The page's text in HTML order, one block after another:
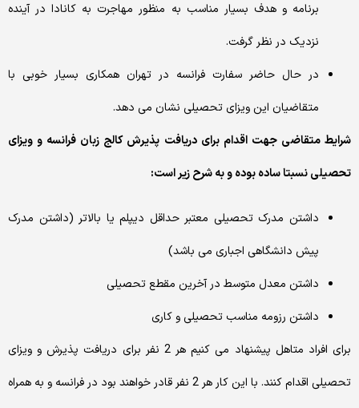
برنامه و هدف بسیار مناسب به منظور مهاجرت به کانادا در آینده
نزدیک در نظر گرفت.
در حال حاضر سفارت فرانسه در تهران همکاری بسیار خوبی با
متقاضیان این ویزای تحصیلی نشان می دهد.
شرایط متقاضی جهت اقدام برای دریافت پذیرش کالج زبان فرانسه و ویزای
تحصیلی نسبتا ساده بوده و به شرح زیر است:
داشتن مدرک تحصیلی معتبر حداقل دیپلم یا بالاتر (داشتن مدرک
پیش دانشگاهی اجباری می باشد)
داشتن معدل متوسط در آخرین مقطع تحصیلی
داشتن رزومه مناسب تحصیلی و کاری
برای افراد متاهل پیشنهاد می کنیم هر 2 نفر برای دریافت پذیرش و ویزای
تحصیلی اقدام کنند. با این کار هر 2 نفر قادر خواهند بود در فرانسه و به همراه